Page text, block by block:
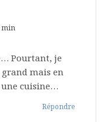
min
Pourtant, je
grand mais en
cuisine…
Répondre